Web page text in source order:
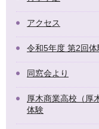
アクセス
令和5年度 第2回
同窓会より
厚木商業高校（厚
体験